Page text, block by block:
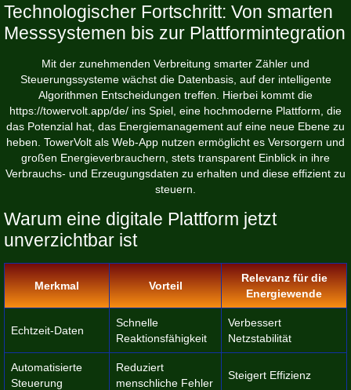
Technologischer Fortschritt: Von smarten
Messsystemen bis zur Plattformintegration
Mit der zunehmenden Verbreitung smarter Zähler und
Steuerungssysteme wächst die Datenbasis, auf der intelligente
Algorithmen Entscheidungen treffen. Hierbei kommt die
https://towervolt.app/de/ ins Spiel, eine hochmoderne Plattform, die
das Potenzial hat, das Energiemanagement auf eine neue Ebene zu
heben. TowerVolt als Web-App nutzen ermöglicht es Versorgern und
großen Energieverbrauchern, stets transparent Einblick in ihre
Verbrauchs- und Erzeugungsdaten zu erhalten und diese effizient zu
steuern.
Warum eine digitale Plattform jetzt
unverzichtbar ist
Merkmal Vorteil
Relevanz für die
Energiewende
Echtzeit-Daten
Schnelle
Reaktionsfähigkeit
Verbessert
Netzstabilität
Automatisierte
Steuerung
Reduziert
menschliche Fehler
Steigert Effizienz